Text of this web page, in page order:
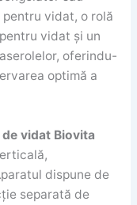
vidat, o rolă
vidat și un
oferindu-
optimă a
vidat Biovita
dispune de
separată de